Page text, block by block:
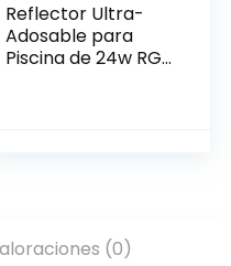
Reflector Ultra-
Adosable para
Piscina de 24w RGB
(0)